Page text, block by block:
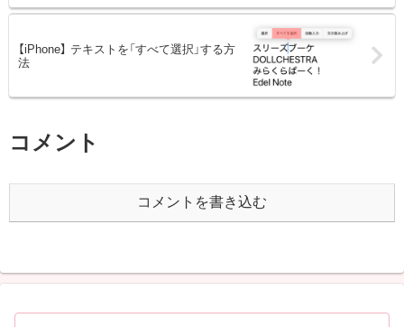
【iPhone】 テキストを「すべて選択」する方
法
コメント
コメントを書き込む